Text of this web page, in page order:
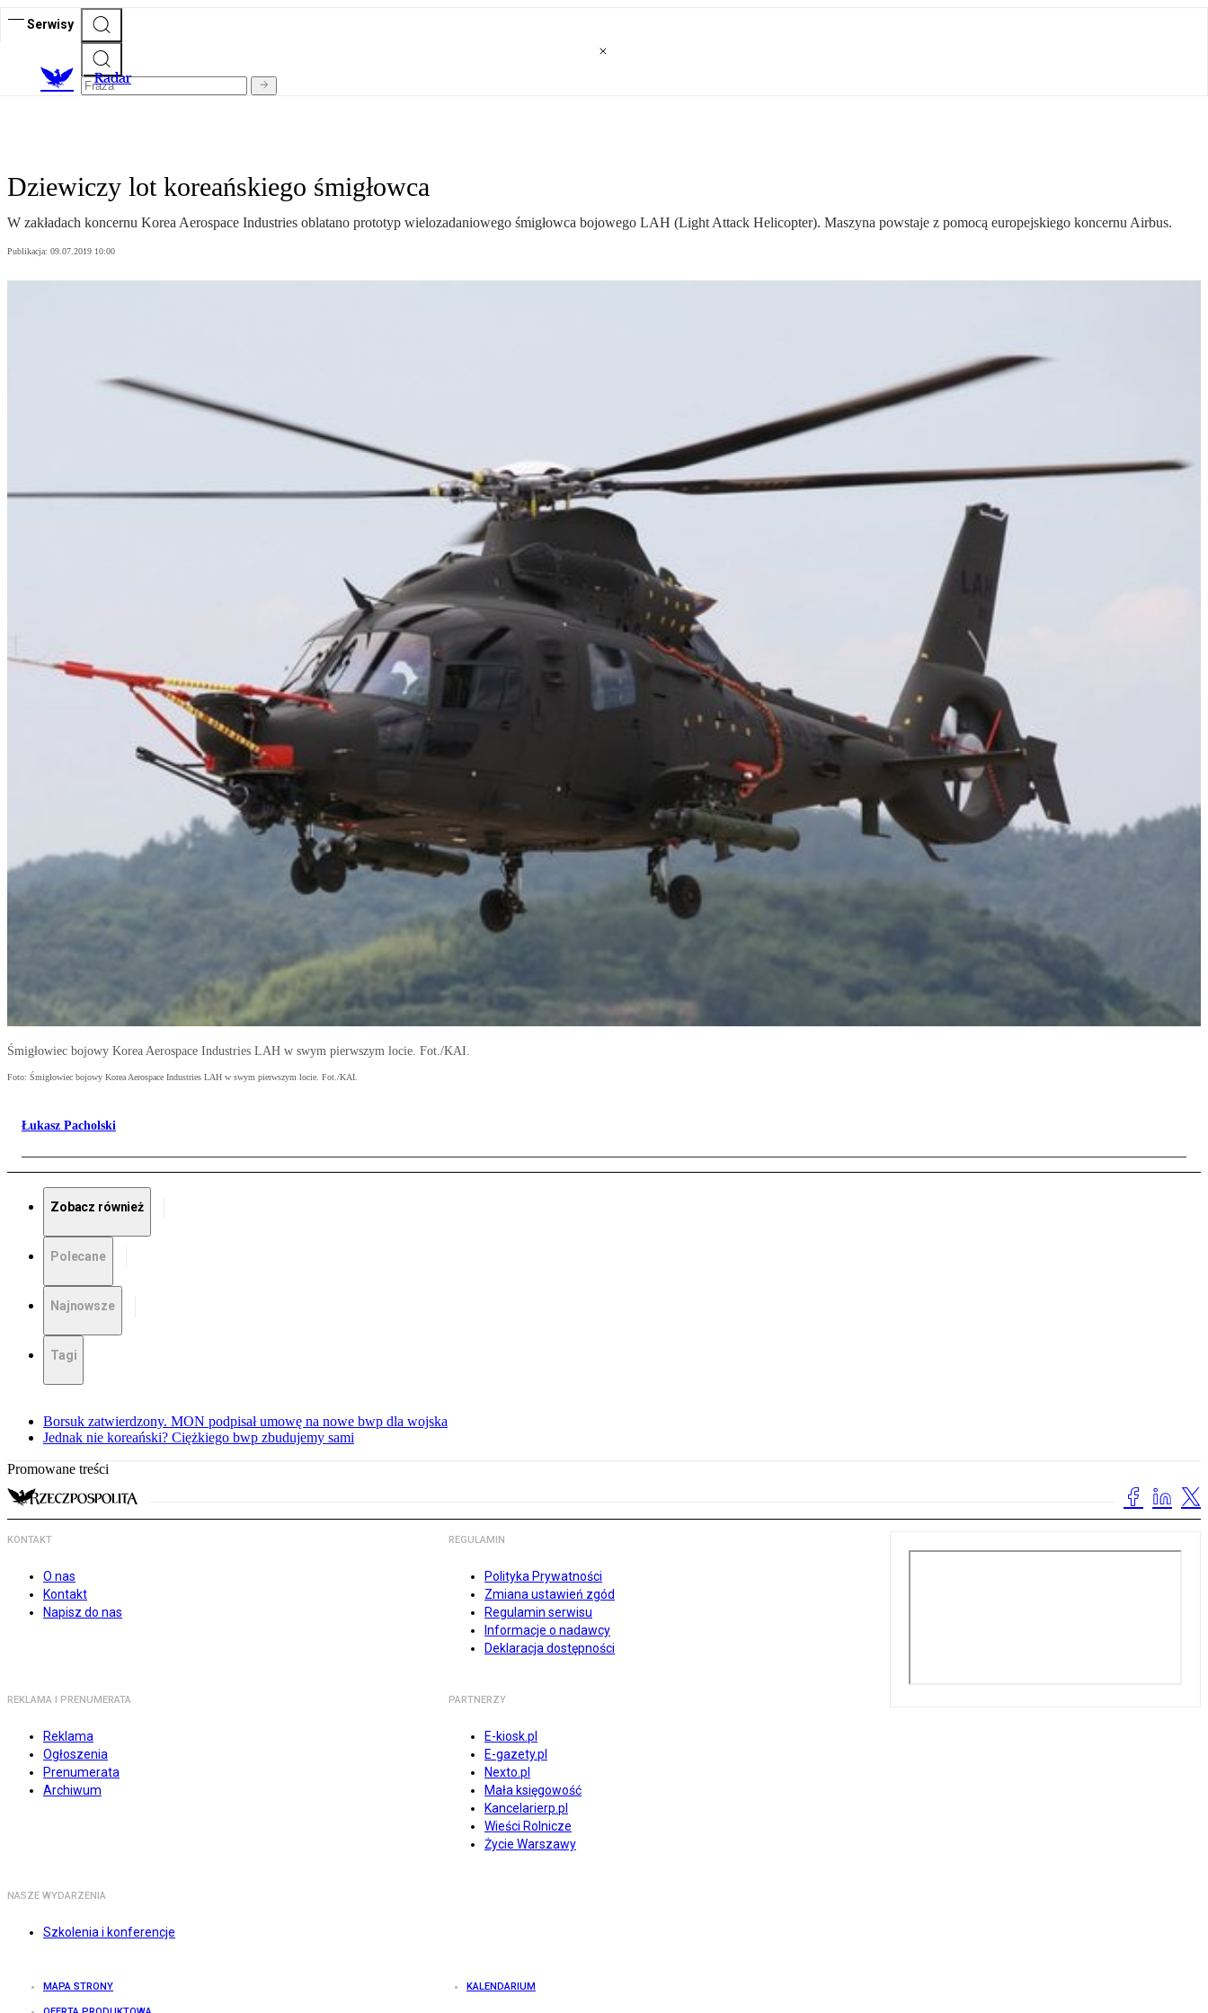
Serwisy
Radar
Dziewiczy lot koreańskiego śmigłowca
W zakładach koncernu Korea Aerospace Industries oblatano prototyp wielozadaniowego śmigłowca bojowego LAH (Light Attack Helicopter). Maszyna powstaje z pomocą europejskiego koncernu Airbus.
Publikacja: 09.07.2019 10:00
Śmigłowiec bojowy Korea Aerospace Industries LAH w swym pierwszym locie. Fot./KAI.
Foto: Śmigłowiec bojowy Korea Aerospace Industries LAH w swym pierwszym locie. Fot./KAI.
Łukasz Pacholski
Zobacz również
Polecane
Najnowsze
Tagi
Borsuk zatwierdzony. MON podpisał umowę na nowe bwp dla wojska
Jednak nie koreański? Ciężkiego bwp zbudujemy sami
Promowane treści
KONTAKT
O nas
Kontakt
Napisz do nas
REGULAMIN
Polityka Prywatności
Zmiana ustawień zgód
Regulamin serwisu
Informacje o nadawcy
Deklaracja dostępności
REKLAMA I PRENUMERATA
Reklama
Ogłoszenia
Prenumerata
Archiwum
PARTNERZY
E-kiosk.pl
E-gazety.pl
Nexto.pl
Mała księgowość
Kancelarierp.pl
Wieści Rolnicze
Życie Warszawy
NASZE WYDARZENIA
Szkolenia i konferencje
MAPA STRONY KALENDARIUM